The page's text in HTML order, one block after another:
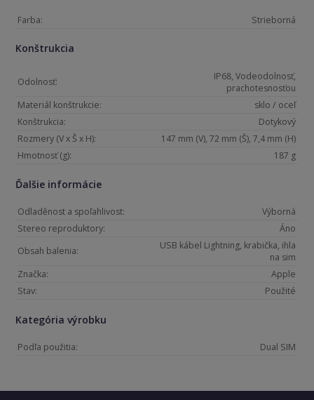
Farba: Strieborná
Konštrukcia
Odolnosť:
IP68, Vodeodolnosť,
prachotesnosťou
Materiál konštrukcie:
sklo / oceľ
Konštrukcia:
Dotykový
Rozmery (V x Š x H):
147 mm (V), 72 mm (Š), 7,4 mm (H)
Hmotnosť (g):
187 g
Ďalšie informácie
Odladěnost a spoľahlivost:
Výborná
Stereo reproduktory:
Áno
Obsah balenia:
USB kábel Lightning, krabička, ihla
na sim
Značka:
Apple
Stav:
Použité
Kategória výrobku
Podľa použitia: Dual SIM